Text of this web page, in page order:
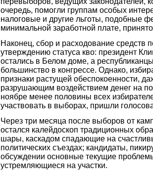
очередь, помогли группам особых
налоговые и другие льготы, подобные
минимальной заработной плате,
Наконец, сбор и расходование средств
утверждению статуса кво: президент
остались в Белом доме, а
большинство в конгрессе. Однако,
признаки растущей обеспокоенности,
разрушающим воздействием денег на
ноябре менее половины всех
участвовать в выборах, пришли
Через три месяца после выборов от
остался калейдоскоп традиционных
шары, каскадом спадающие на
политических съездах; кандидаты,
обсуждении основные текущие
устремляющиеся на участки.